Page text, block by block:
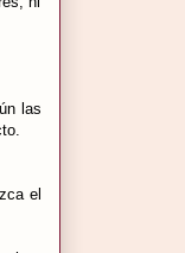
las
el